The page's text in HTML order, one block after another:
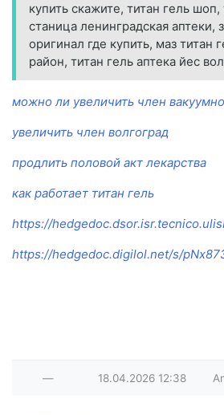
купить скажите, титан гель шоп,
станица ленинградская аптеки,
оригинал где купить, маз титан
район, титан гель аптека йес
можно ли увеличить член
увеличить член волгоград
продлить половой акт лекарства
как работает титан гель
https://
https://hedgedoc.digilol.net/s/
— 18.04.2026 12:38